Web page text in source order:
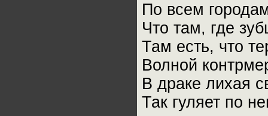
По всем
Что там, где
Там есть, что
Волной
В драке лихая
Так гуляет по